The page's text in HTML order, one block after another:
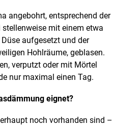
angebohrt, entsprechend der
stellenweise mit einem etwa
aufgesetzt und der
Hohlräume, geblasen.
verputzt oder mit Mörtel
nur maximal einen Tag.
eignet?
noch vorhanden sind –